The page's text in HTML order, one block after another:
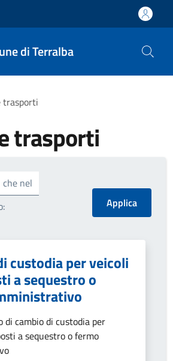
di Terralba
trasporti
trasporti
nel
custodia per veicoli
a sequestro o
di cambio di custodia per
a sequestro o fermo